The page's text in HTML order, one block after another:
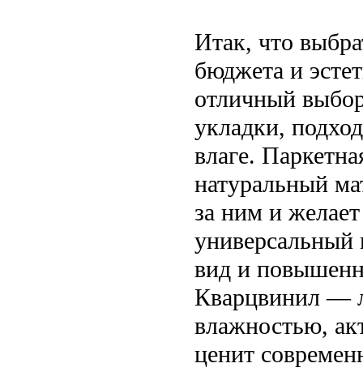
Итак, что
бюджета и
отличный
укладки,
влаге.
натуральный
за ним и
универсальный
вид и
Кварцвинил —
влажностью,
ценит